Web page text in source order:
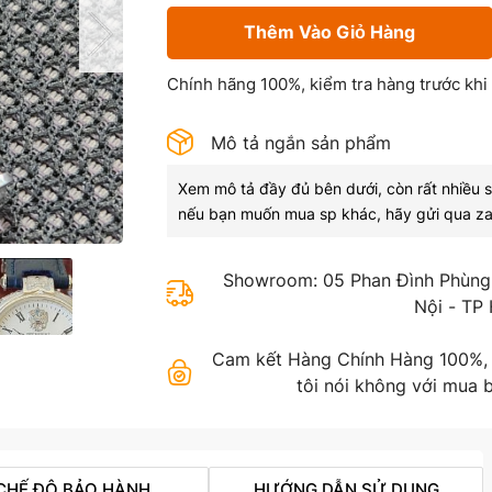
Thêm Vào Giỏ Hàng
Chính hãng 100%, kiểm tra hàng trước
Mô tả ngắn sản phẩm
Xem mô tả đầy đủ bên dưới, còn rất nhiều
nếu bạn muốn mua sp khác, hãy gửi qua
Showroom: 05 Phan Đình
Nội - TP
Cam kết Hàng Chính Hàng
tôi nói không với mua